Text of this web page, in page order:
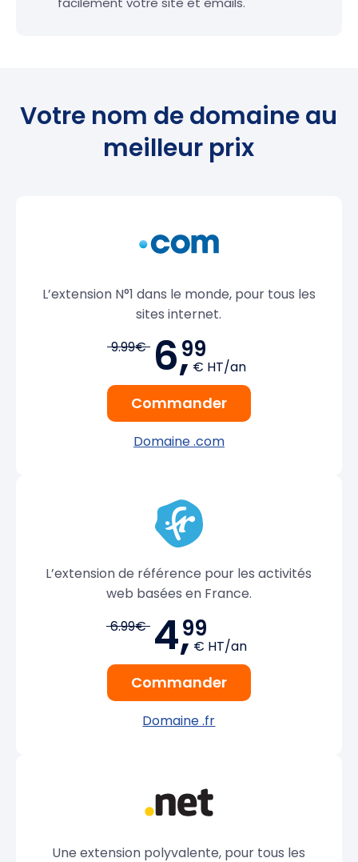
Votre nom de domaine au
meilleur prix
L’extension N°1 dans le monde, pour tous les
sites internet.
9.99€ 6,99
€ HT/an
Commander
Domaine .com
L’extension de référence pour les activités
web basées en France.
6.99€ 4,99
€ HT/an
Commander
Domaine .fr
Une extension polyvalente, pour tous les